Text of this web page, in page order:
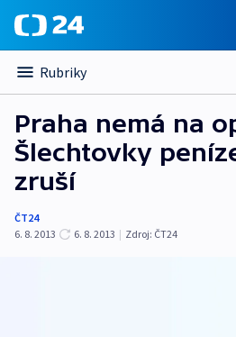
Rubriky
Praha nemá na
Šlechtovky
zruší
ČT24
6. 8. 2013
6. 8. 2013 | Zdroj: ČT24